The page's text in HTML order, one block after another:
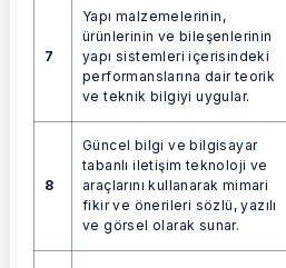
7
Yapı malzemelerinin,
ürünlerinin ve bileşenlerinin
yapı sistemleri içerisindeki
performanslarına dair teorik
ve teknik bilgiyi uygular.
8
Güncel bilgi ve bilgisayar
tabanlı iletişim teknoloji ve
araçlarını kullanarak mimari
fikir ve önerileri sözlü, yazılı
ve görsel olarak sunar.